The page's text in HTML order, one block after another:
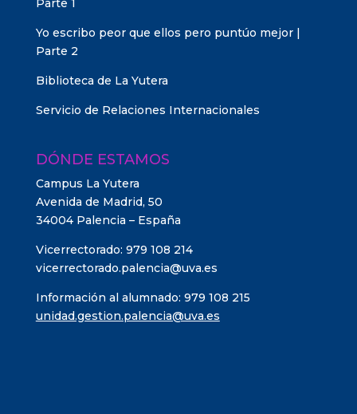
Parte 1
Yo escribo peor que ellos pero puntúo mejor |
Parte 2
Biblioteca de La Yutera
Servicio de Relaciones Internacionales
DÓNDE ESTAMOS
Campus La Yutera
Avenida de Madrid, 50
34004 Palencia – España
Vicerrectorado: 979 108 214
vicerrectorado.palencia@uva.es
Información al alumnado: 979 108 215
unidad.gestion.palencia@uva.es